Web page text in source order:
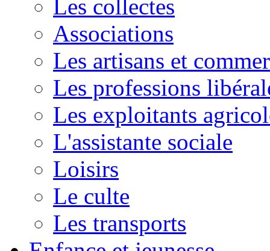
Les collectes
Associations
Les artisans et
Les professions
Les exploitants
L'assistante sociale
Loisirs
Le culte
Les transports